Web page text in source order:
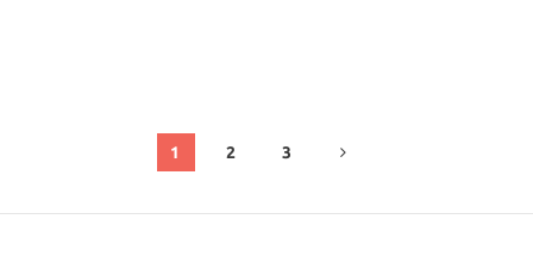
1 2 3